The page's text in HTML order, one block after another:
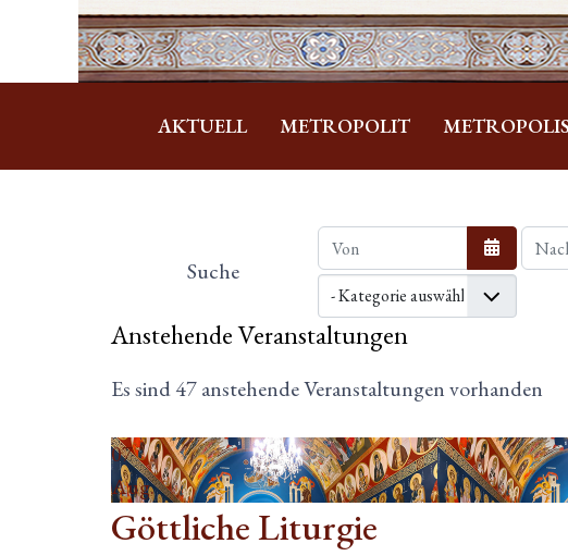
AKTUELL METROPOLIT
Suche Kalender
Anstehende Veranstaltungen
Es sind 47 anstehende Veranstaltungen vorhanden
07
Aug.
Göttliche Liturgie